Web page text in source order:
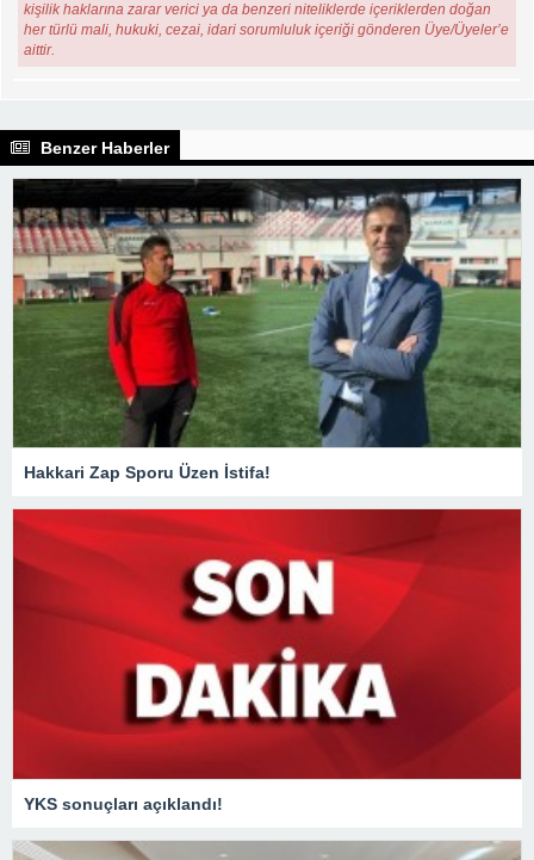
kişilik haklarına zarar verici ya da benzeri niteliklerde içeriklerden doğan
her türlü mali, hukuki, cezai, idari sorumluluk içeriği gönderen Üye/Üyeler’e
aittir.
Benzer Haberler
Hakkari Zap Sporu Üzen İstifa!
YKS sonuçları açıklandı!